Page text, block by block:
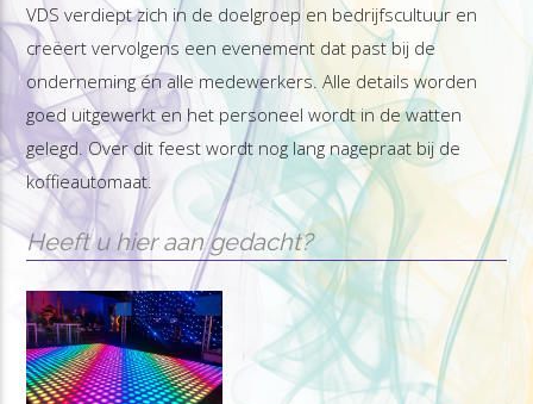
VDS verdiept zich in de doelgroep en bedrijfscultuur en
creëert vervolgens een evenement dat past bij de
onderneming én alle medewerkers. Alle details worden
goed uitgewerkt en het personeel wordt in de watten
gelegd. Over dit feest wordt nog lang nagepraat bij de
koffieautomaat.
Heeft u hier aan gedacht?